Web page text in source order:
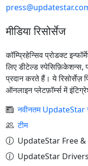
मीडिया रिसोर्सेज
कॉम्प्रिहेन्सिव प्रोडक्ट
लिए डीटेल्ड स्पेसिफ़िकेशन्स,
प्रदान करते हैं। ये रिसोर्सेज़
ऑनलाइन प्लेटफ़ॉर्म्स में
नवीनतम UpdateStar
टीम
UpdateStar Free
UpdateStar